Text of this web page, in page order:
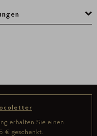
erhalten Sie einen
€ geschenkt.